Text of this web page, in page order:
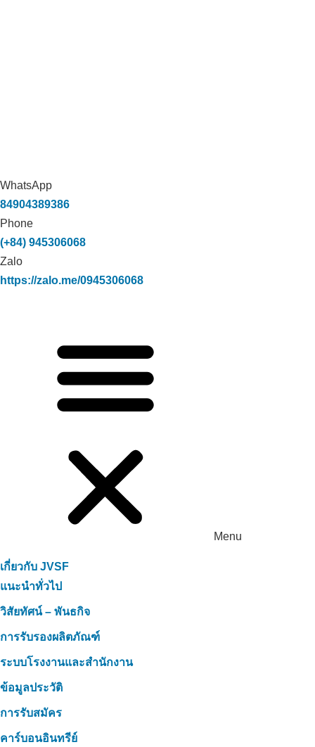
WhatsApp
84904389386
Phone
(+84) 945306068
Zalo
https://zalo.me/0945306068
Menu
เกี่ยวกับ JVSF
แนะนำทั่วไป
วิสัยทัศน์ – พันธกิจ
การรับรองผลิตภัณฑ์
ระบบโรงงานและสำนักงาน
ข้อมูลประวัติ
การรับสมัคร
คาร์บอนอินทรีย์